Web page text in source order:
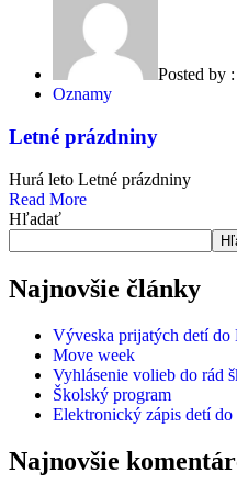
Posted by :
Oznamy
Letné prázdniny
Hurá leto Letné prázdniny
Read More
Asides
Hľadať
Najnovšie články
Výveska prijatých detí do
Move week
Vyhlásenie volieb do rád
Školský program
Elektronický zápis detí do
Najnovšie